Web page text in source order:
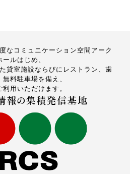
なコミュニケーション空間アーク
ールはじめ、
貸室施設ならびにレストラン、歯
無料駐車場を備え、
利用いただけます。